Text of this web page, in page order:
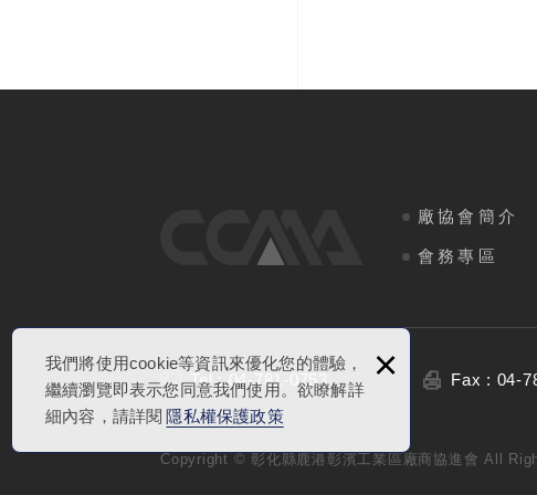
我們將使用cookie等資訊來優化您的體驗，
繼續瀏覽即表示您同意我們使用。欲瞭解詳
細內容，請詳閱 隱私權保護政策
×
廠協會簡介
會務專區
Tel : 04-781-0753 Fax : 04-
Copyright © 彰化縣鹿港彰濱工業區廠商協進會 All